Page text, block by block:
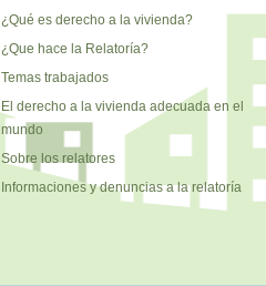
¿Qué es derecho a la vivienda?
¿Que hace la Relatoría?
Temas trabajados
El derecho a la vivienda adecuada en el
mundo
Sobre los relatores
Informaciones y denuncias a la relatoría